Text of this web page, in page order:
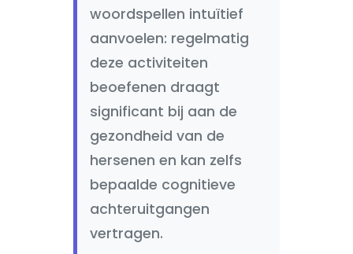
woordspellen intuïtief
aanvoelen: regelmatig
deze activiteiten
beoefenen draagt
significant bij aan de
gezondheid van de
hersenen en kan zelfs
bepaalde cognitieve
achteruitgangen
vertragen.